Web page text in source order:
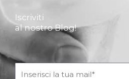
Iscriviti
al nostro Blog!